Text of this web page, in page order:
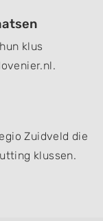
klus
Zuidveld die
klussen.